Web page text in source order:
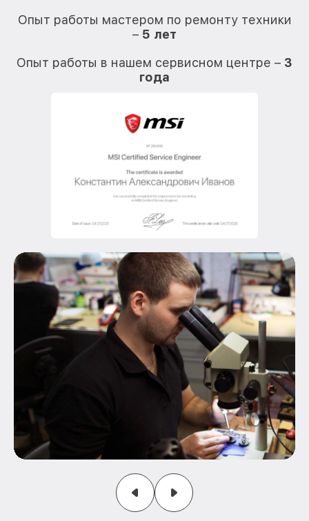
Опыт работы мастером по ремонту техники
– 5 лет
Опыт работы в нашем сервисном центре – 3
года